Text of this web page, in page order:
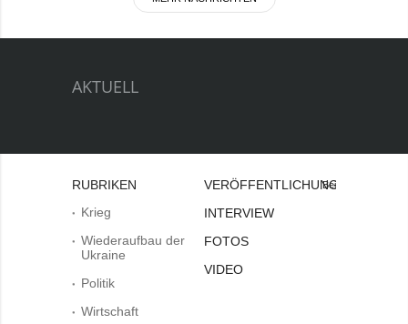
AKTUELL
RUBRIKEN
Krieg
Wiederaufbau der
Ukraine
Politik
Wirtschaft
VERÖFFENTLICHUNGEN
INTERVIEW
FOTOS
VIDEO
Bei